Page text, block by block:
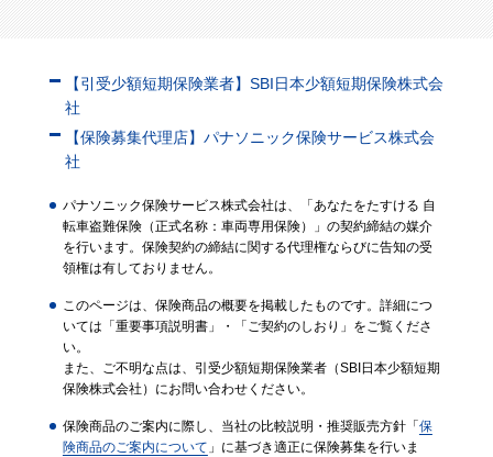
【引受少額短期保険業者】SBI日本少額短期保険株式会
社
【保険募集代理店】パナソニック保険サービス株式会
社
パナソニック保険サービス株式会社は、「あなたをたすける 自
転車盗難保険（正式名称：車両専用保険）」の契約締結の媒介
を行います。保険契約の締結に関する代理権ならびに告知の受
領権は有しておりません。
このページは、保険商品の概要を掲載したものです。詳細につ
いては「重要事項説明書」・「ご契約のしおり」をご覧くださ
い。
また、ご不明な点は、引受少額短期保険業者（SBI日本少額短期
保険株式会社）にお問い合わせください。
保険商品のご案内に際し、当社の比較説明・推奨販売方針「 保
険商品のご案内について 」に基づき適正に保険募集を行いま